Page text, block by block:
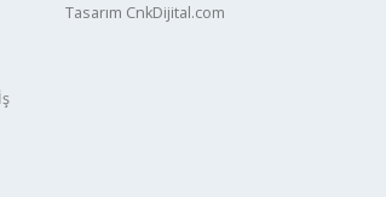
Tasarım CnkDijital.com